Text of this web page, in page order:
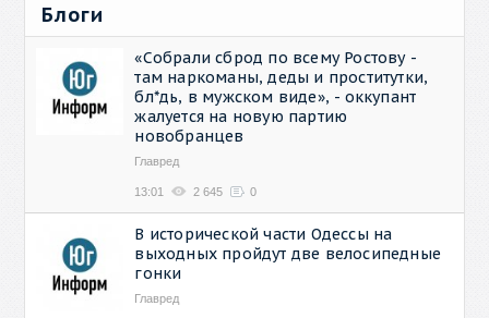
Блоги
«Собрали сброд по всему Ростову -
там наркоманы, деды и проститутки,
бл*дь, в мужском виде», - оккупант
жалуется на новую партию
новобранцев
Главред
13:01 2 645 0
В исторической части Одессы на
выходных пройдут две велосипедные
гонки
Главред